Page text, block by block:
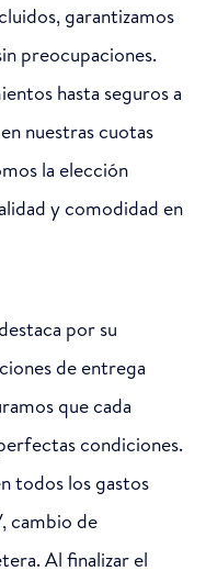
garantizamos
preocupaciones.
hasta seguros a
nuestras cuotas
la elección
y comodidad en
por su
de entrega
que cada
condiciones.
todos los gastos
cambio de
Al finalizar el